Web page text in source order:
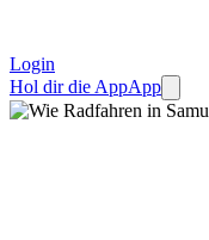
Login
Hol dir die AppApp